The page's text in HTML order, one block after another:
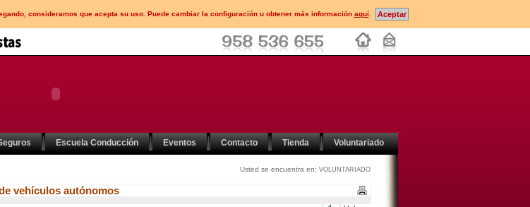
consideramos que acepta su uso. Puede cambiar la configuración u obtener más información aquí.
Escuela Conducción Eventos Contacto Tienda Voluntariado
Usted se encuentra en: VOLUNTARIADO
vehículos autónomos